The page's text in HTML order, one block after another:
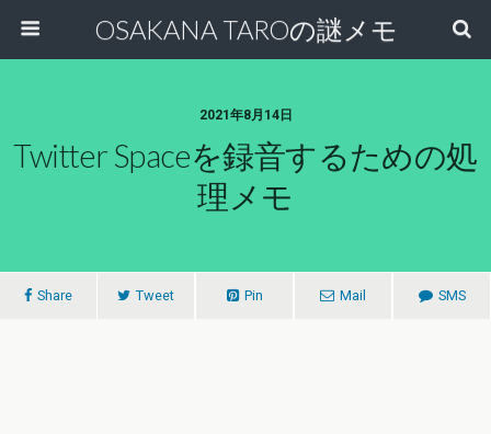
OSAKANA TAROの謎メモ
2021年8月14日
Twitter Spaceを録音するための処
理メモ
Share Tweet Pin Mail SMS